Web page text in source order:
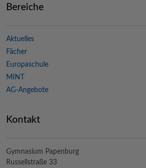
Bereiche
Aktuelles
Fächer
Europaschule
MINT
AG-Angebote
Kontakt
Gymnasium Papenburg
Russellstraße 33